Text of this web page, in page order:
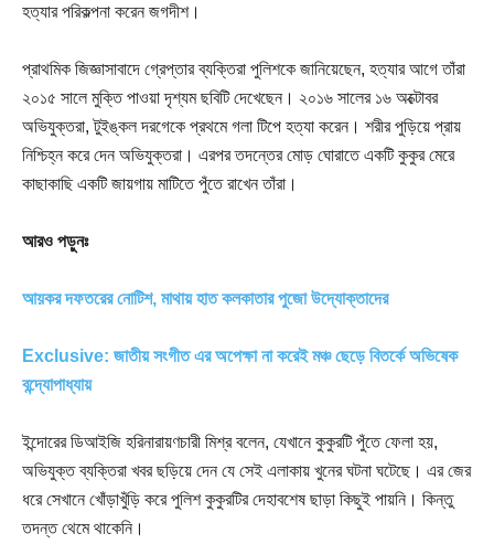
হত্যার পরিকল্পনা করেন জগদীশ।
প্রাথমিক জিজ্ঞাসাবাদে গ্রেপ্তার ব্যক্তিরা পুলিশকে জানিয়েছেন, হত্যার আগে তাঁরা
২০১৫ সালে মুক্তি পাওয়া দৃশ্যম ছবিটি দেখেছেন। ২০১৬ সালের ১৬ অক্টোবর
অভিযুক্তরা, টুইঙ্কল দরগেকে প্রথমে গলা টিপে হত্যা করেন। শরীর পুড়িয়ে প্রায়
নিশ্চিহ্ন করে দেন অভিযুক্তরা। এরপর তদন্তের মোড় ঘোরাতে একটি কুকুর মেরে
কাছাকাছি একটি জায়গায় মাটিতে পুঁতে রাখেন তাঁরা।
আরও পড়ুনঃ
আয়কর দফতরের নোটিশ, মাথায় হাত কলকাতার পুজো উদ্যোক্তাদের
Exclusive: জাতীয় সংগীত এর অপেক্ষা না করেই মঞ্চ ছেড়ে বিতর্কে অভিষেক
বন্দ্যোপাধ্যায়
ইন্দোরের ডিআইজি হরিনারায়ণচারী মিশ্র বলেন, যেখানে কুকুরটি পুঁতে ফেলা হয়,
অভিযুক্ত ব্যক্তিরা খবর ছড়িয়ে দেন যে সেই এলাকায় খুনের ঘটনা ঘটেছে। এর জের
ধরে সেখানে খোঁড়াখুঁড়ি করে পুলিশ কুকুরটির দেহাবশেষ ছাড়া কিছুই পায়নি। কিন্তু
তদন্ত থেমে থাকেনি।